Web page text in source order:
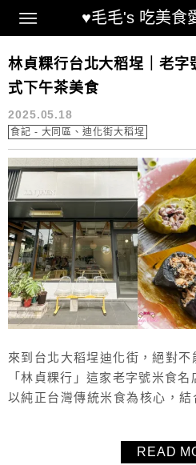
♥毛毛's 吃美食
Main Menu
林貞粿行菜單
林貞粿行台北大稻埕｜老字
式下午茶美食
2025.05.18
食記 - 大同區、迪化街大稻埕
來到台北大稻埕迪化街，絕對
「林貞粿行」這家老字號米食
以純正台灣傳統米食為核心，
將經典米食轉化為輕盈甜點與
READ